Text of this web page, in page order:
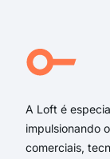
Travessa Adolar
Rua Edvald Ribas
A Loft é
impulsionando
comerciais,